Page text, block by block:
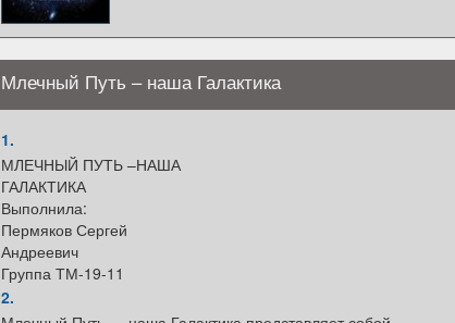
Млечный Путь – наша Галактика
1.
МЛЕЧНЫЙ ПУТЬ –НАША
ГАЛАКТИКА
Выполнила:
Пермяков Сергей
Андреевич
Группа ТМ-19-11
2.